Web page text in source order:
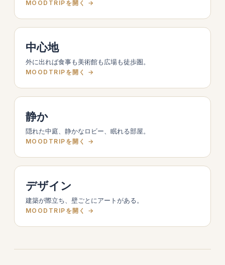
MOODTRIPを開く →
中心地
外に出れば食事も美術館も広場も徒歩圏。
MOODTRIPを開く →
静か
隠れた中庭、静かなロビー、眠れる部屋。
MOODTRIPを開く →
デザイン
建築が際立ち、壁ごとにアートがある。
MOODTRIPを開く →